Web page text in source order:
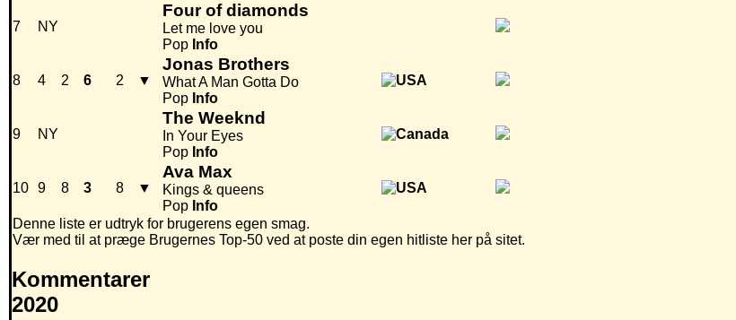
7 NY
Four of diamonds
Let me love you
Pop Info
8 4 2 6 2 ▼
Jonas Brothers
What A Man Gotta Do
Pop Info
9 NY
The Weeknd
In Your Eyes
Pop Info
10 9 8 3 8 ▼
Ava Max
Kings & queens
Pop Info
Denne liste er udtryk for brugerens egen smag.
Vær med til at præge Brugernes Top-50 ved at poste din egen hitliste her på sitet.
Kommentarer
2020